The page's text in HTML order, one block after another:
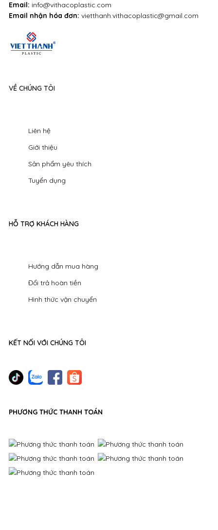
VỀ CHÚNG TÔI
Liên hệ
Giới thiệu
Sản phẩm yêu thích
Tuyển dụng
HỖ TRỢ KHÁCH HÀNG
Hướng dẫn mua hàng
Đổi trả hoàn tiền
Hình thức vận chuyển
KẾT NỐI VỚI CHÚNG TÔI
PHƯƠNG THỨC THANH TOÁN
Email: info@vithacoplastic.com
Email nhận hóa đơn: vietthanh.vithacoplastic@gmail.com